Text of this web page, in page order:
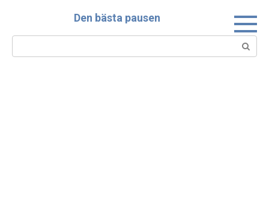
Den bästa pausen
Search: